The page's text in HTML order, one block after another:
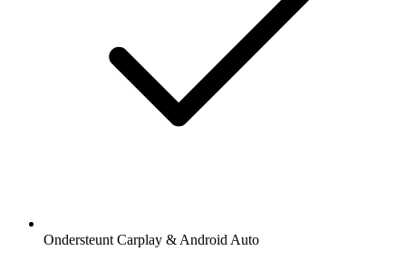
Ondersteunt Carplay & Android Auto